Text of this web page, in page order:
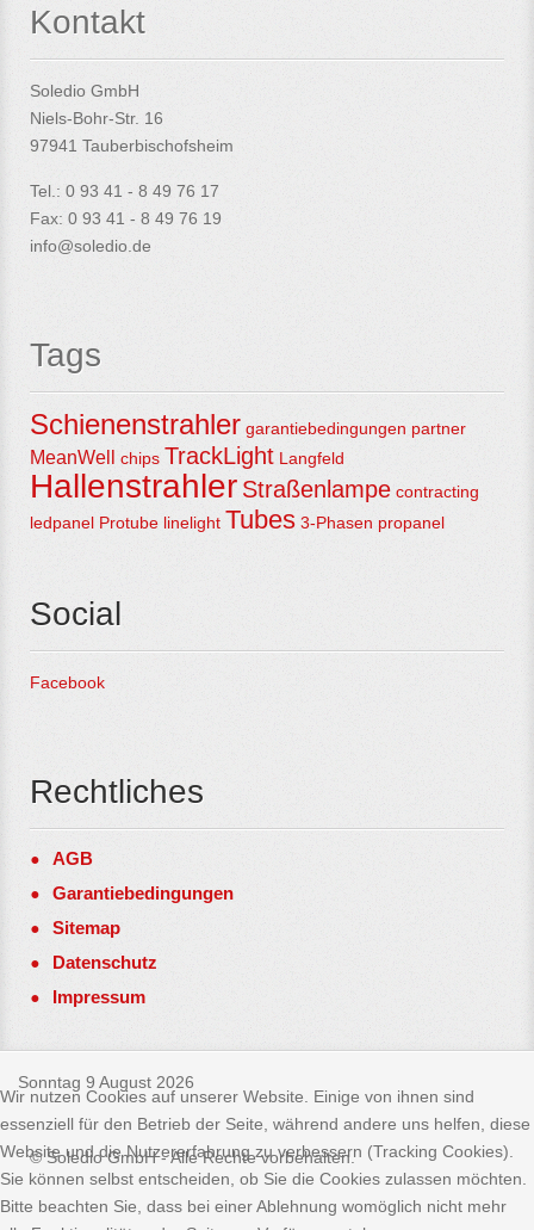
Kontakt
Soledio GmbH
Niels-Bohr-Str. 16
97941 Tauberbischofsheim
Tel.: 0 93 41 - 8 49 76 17
Fax: 0 93 41 - 8 49 76 19
info@soledio.de
Tags
Schienenstrahler garantiebedingungen partner
MeanWell chips TrackLight Langfeld
Hallenstrahler Straßenlampe contracting
ledpanel Protube linelight Tubes 3-Phasen propanel
Social
Facebook
Rechtliches
AGB
Garantiebedingungen
Sitemap
Datenschutz
Impressum
Sonntag 9 August 2026
© Soledio GmbH - Alle Rechte vorbehalten.
Wir nutzen Cookies auf unserer Website. Einige von ihnen sind
essenziell für den Betrieb der Seite, während andere uns helfen, diese
Website und die Nutzererfahrung zu verbessern (Tracking Cookies).
Sie können selbst entscheiden, ob Sie die Cookies zulassen möchten.
Bitte beachten Sie, dass bei einer Ablehnung womöglich nicht mehr